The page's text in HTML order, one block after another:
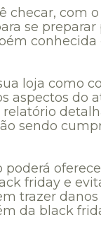
checar, com
se preparar
loja como
aspectos do
sendo
poderá
friday e
trazer
da black